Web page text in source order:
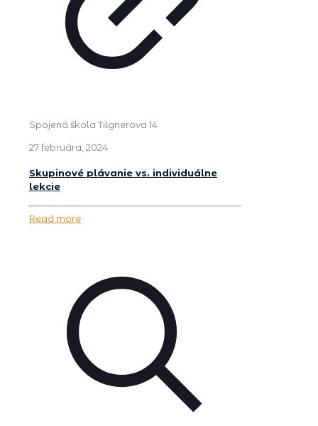
Spojená škola Tilgnerova 14
27 februára, 2024
Skupinové plávanie vs. individuálne
lekcie
Read more